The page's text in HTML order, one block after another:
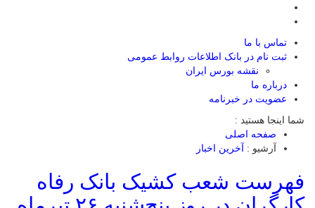
تماس با ما
ثبت نام در بانک اطلاعات روابط عمومی
نقشه بورس ایران
درباره ما
عضويت در خبرنامه
شما اینجا هستید :
صفحه اصلی
آرشیو :
آخرین اخبار
فهرست شعب کشیک بانک رفاه